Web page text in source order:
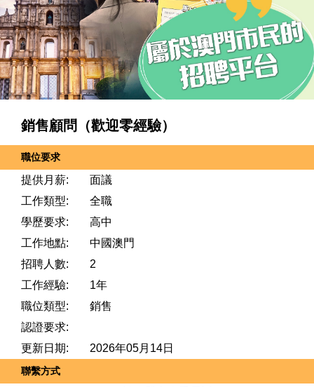
銷售顧問（歡迎零經驗）
職位要求
提供月薪:
面議
工作類型:
全職
學歷要求:
高中
工作地點:
中國澳門
招聘人數:
2
工作經驗:
1年
職位類型:
銷售
認證要求:
更新日期:
2026年05月14日
聯繫方式